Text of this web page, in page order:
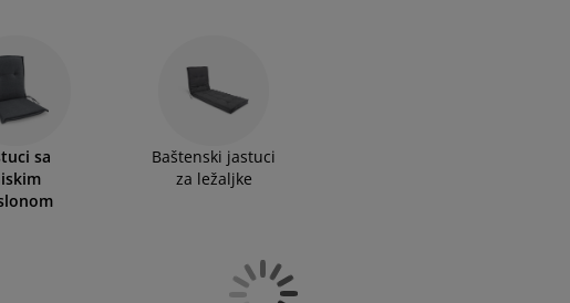
sa
Baštenski jastuci
za ležaljke